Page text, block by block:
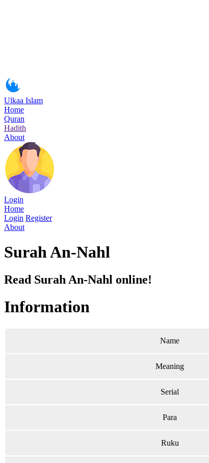
Ulkaa Islam
Home
Quran
Hadith
About
Login
Home
Login Register
About
Surah An-Nahl
Read Surah An-Nahl online!
Information
Name
Meaning
Serial
Para
Ruku